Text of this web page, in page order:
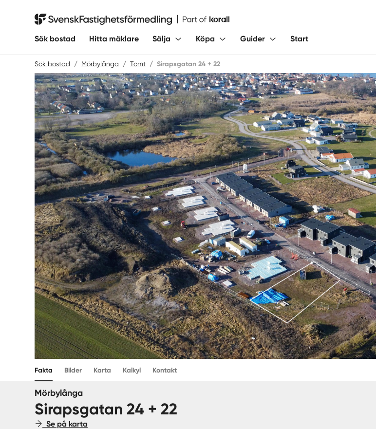
Svensk Fastighetsförmedling
Sök bostad Hitta mäklare Sälja Köpa Guider Start
Sök bostad / Mörbylånga / Tomt / Sirapsgatan 24 + 22
Fakta Bilder Karta Kalkyl Kontakt
Mörbylånga
Sirapsgatan 24 + 22
Se på karta